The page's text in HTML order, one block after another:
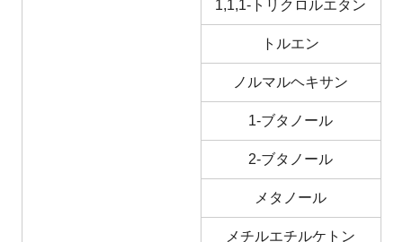
1,1,1-トリクロルエタン
トルエン
ノルマルヘキサン
1-ブタノール
2-ブタノール
メタノール
メチルエチルケトン